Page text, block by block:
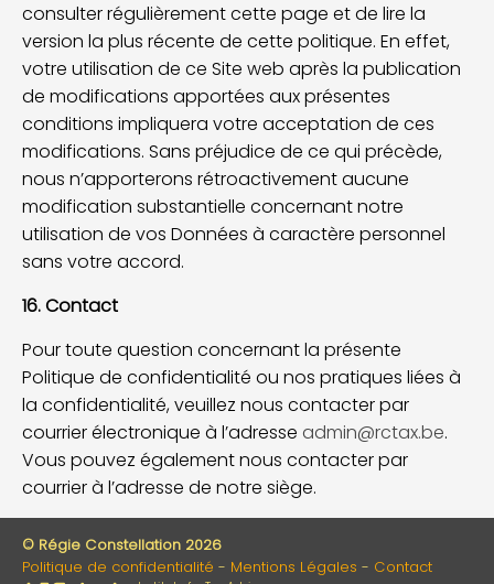
consulter régulièrement cette page et de lire la
version la plus récente de cette politique. En effet,
votre utilisation de ce Site web après la publication
de modifications apportées aux présentes
conditions impliquera votre acceptation de ces
modifications. Sans préjudice de ce qui précède,
nous n’apporterons rétroactivement aucune
modification substantielle concernant notre
utilisation de vos Données à caractère personnel
sans votre accord.
16. Contact
Pour toute question concernant la présente
Politique de confidentialité ou nos pratiques liées à
la confidentialité, veuillez nous contacter par
courrier électronique à l’adresse admin@rctax.be.
Vous pouvez également nous contacter par
courrier à l’adresse de notre siège.
© Régie Constellation 2026
Politique de confidentialité
Mentions Légales Contact